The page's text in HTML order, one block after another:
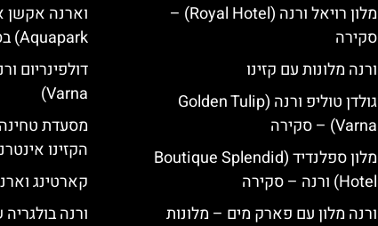
מלון רויאל ורנה (Royal Hotel) –
סקירה
ורנה מלונות עם קזינו
גולדן טוליפ ורנה (Golden Tulip
Varna) – סקירה
מלון ספלנדיד (Boutique Splendid
Hotel) ורנה – סקירה
ורנה מלון עם פארק מים – מלונות
Aquapark) בסאני ביץ' בוגלריה
Varna)
מסעדת
הקזינו
קארטינג
ורנה